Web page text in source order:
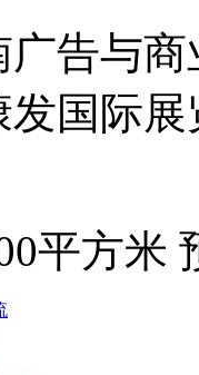
广告与
发国际
平方米